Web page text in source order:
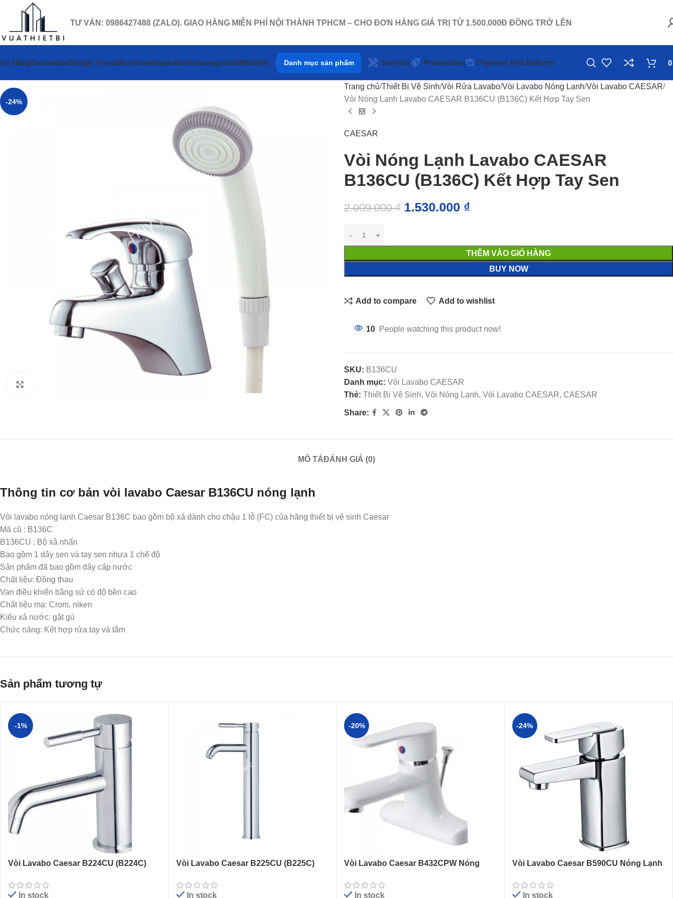
TƯ VẤN: 0986427488 (ZALO). GIAO HÀNG MIỄN PHÍ NỘI THÀNH TPHCM – CHO ĐƠN HÀNG GIÁ TRỊ TỪ 1.500.000Đ ĐỒNG TRỞ LÊN
HàngDecorationDesign TrendsFurnitureInspirationUncategorizedWishlist Danh mục sản phẩm Services Promotions Payment And Delivery
-24%
Trang chủ Thiết Bị Vệ Sinh Vòi Rửa Lavabo Vòi Lavabo Nóng Lạnh Vòi Lavabo CAESAR
Vòi Nóng Lạnh Lavabo CAESAR B136CU (B136C) Kết Hợp Tay Sen
CAESAR
Vòi Nóng Lạnh Lavabo CAESAR
B136CU (B136C) Kết Hợp Tay Sen
2.009.000₫ 1.530.000 ₫
THÊM VÀO GIỎ HÀNG
BUY NOW
Add to compare Add to wishlist
10 People watching this product now!
SKU: B136CU
Danh mục: Vòi Lavabo CAESAR
Thẻ: Thiết Bị Vệ Sinh, Vòi Nóng Lạnh, Vòi Lavabo CAESAR, CAESAR
Share:
MÔ TẢĐÁNH GIÁ (0)
Thông tin cơ bản vòi lavabo Caesar B136CU nóng lạnh
Vòi lavabo nóng lạnh Caesar B136C bao gồm bộ xả dành cho chậu 1 lỗ (FC) của hãng thiết bị vệ sinh Caesar
Mã cũ : B136C
B136CU : Bộ xả nhấn
Bao gồm 1 dây sen và tay sen nhựa 1 chế độ
Sản phẩm đã bao gồm dây cấp nước
Chất liệu: Đồng thau
Van điều khiển bằng sứ có độ bền cao
Chất liệu mạ: Crom, niken
Kiểu xả nước: gật gù
Chức năng: Kết hợp rửa tay và tắm
Sản phẩm tương tự
-1%
Vòi Lavabo Caesar B224CU (B224C)
In stock
Vòi Lavabo Caesar B225CU (B225C)
In stock
-20%
Vòi Lavabo Caesar B432CPW Nóng
In stock
-24%
Vòi Lavabo Caesar B590CU Nóng Lạnh
In stock